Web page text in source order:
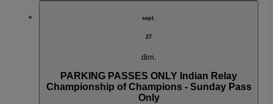
sept.
27
dim.
PARKING PASSES ONLY Indian Relay
Championship of Champions - Sunday Pass
Only